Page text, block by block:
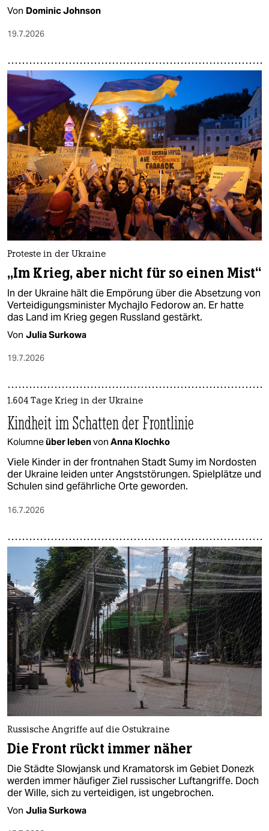
Von Dominic Johnson
19.7.2026
Proteste in der Ukraine
„Im Krieg, aber nicht für so einen Mist“
In der Ukraine hält die Empörung über die Absetzung von
Verteidigungsminister Mychajlo Fedorow an. Er hatte
das Land im Krieg gegen Russland gestärkt.
Von Julia Surkowa
19.7.2026
1.604 Tage Krieg in der Ukraine
Kindheit im Schatten der Frontlinie
Kolumneüber lebenvon Anna Klochko
Viele Kinder in der frontnahen Stadt Sumy im Nordosten
der Ukraine leiden unter Angststörungen. Spielplätze und
Schulen sind gefährliche Orte geworden.
16.7.2026
Russische Angriffe auf die Ostukraine
Die Front rückt immer näher
Die Städte Slowjansk und Kramatorsk im Gebiet Donezk
werden immer häufiger Ziel russischer Luftangriffe. Doch
der Wille, sich zu verteidigen, ist ungebrochen.
Von Julia Surkowa